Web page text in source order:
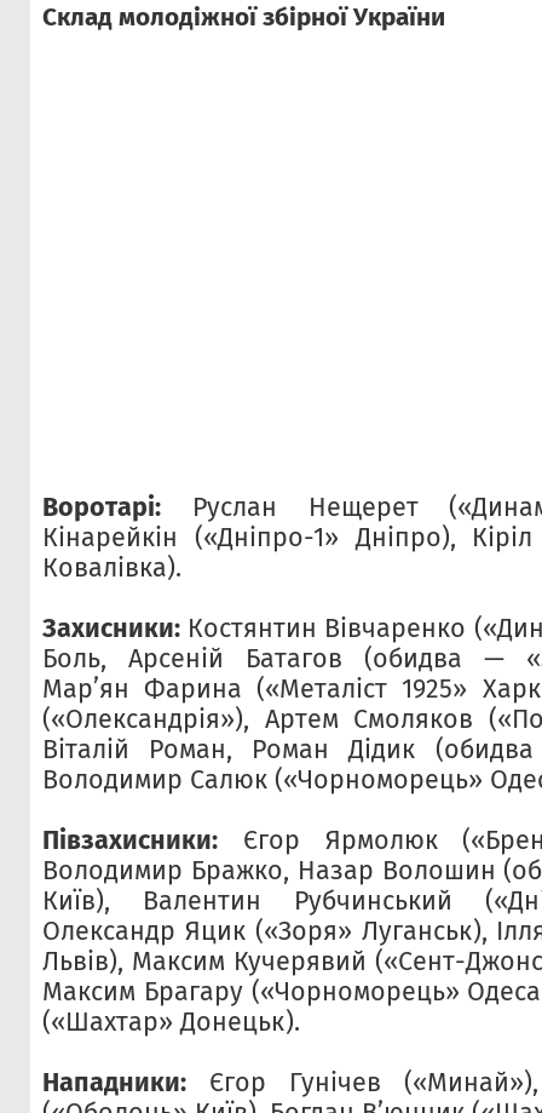
Склад молодіжної збірної України
Воротарі: Руслан Нещерет
Кінарейкін («Дніпро-1» Дніпро),
Ковалівка).
Захисники: Костянтин Вівчаренко
Боль, Арсеній Батагов (обидва —
Мар’ян Фарина («Металіст 1925»
(«Олександрія»), Артем Смоляков
Віталій Роман, Роман Дідик
Володимир Салюк («Чорноморець»
Півзахисники: Єгор Ярмолюк
Володимир Бражко, Назар Волошин
Київ), Валентин Рубчинський
Олександр Яцик («Зоря» Луганськ),
Львів), Максим Кучерявий («Сент-
Максим Брагару («Чорноморець»
(«Шахтар» Донецьк).
Нападники: Єгор Гунічев